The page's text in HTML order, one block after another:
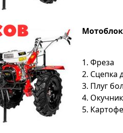
1. Фреза
2. Сцепка
3. Плуг
4. Окучник
5.